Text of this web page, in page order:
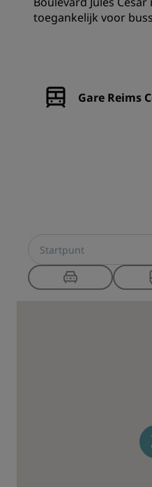
toegankelijk voor
Gare Reims